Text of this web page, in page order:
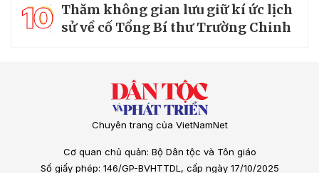
10 Thăm không gian lưu giữ kí ức lịch
sử về cố Tổng Bí thư Trường Chinh
Chuyên trang của VietNamNet
Cơ quan chủ quản: Bộ Dân tộc và Tôn giáo
Số giấy phép: 146/GP-BVHTTDL, cấp ngày 17/10/2025